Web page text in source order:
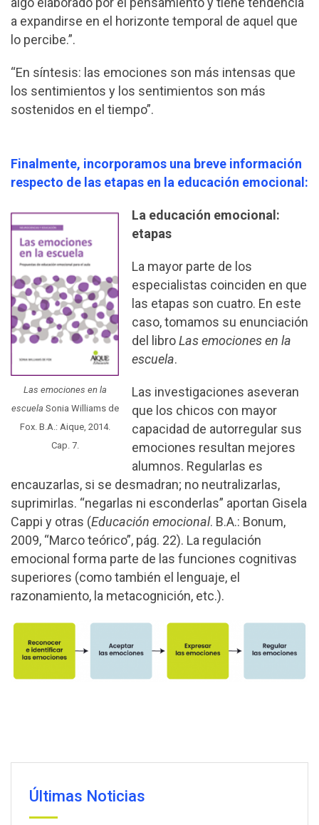
a expandirse en el horizonte temporal de aquel que
lo percibe.”.
“En síntesis: las emociones son más intensas que
los sentimientos y los sentimientos son más
sostenidos en el tiempo”.
Finalmente, incorporamos una breve información
respecto de las etapas en la educación emocional:
Las emociones en la
escuela Sonia Williams de
Fox. B.A.: Aique, 2014.
Cap. 7.
La educación emocional:
etapas
La mayor parte de los
especialistas coinciden en que
las etapas son cuatro. En este
caso, tomamos su enunciación
del libroLas emociones en la
escuela.
Las investigaciones aseveran
que los chicos con mayor
capacidad de autorregular sus
emociones resultan mejores
alumnos. Regularlas es
encauzarlas, si se desmadran; no neutralizarlas,
suprimirlas. “negarlas ni esconderlas” aportan Gisela
Cappi y otras (Educación emocional. B.A.: Bonum,
2009, “Marco teórico”, pág. 22). La regulación
emocional forma parte de las funciones cognitivas
superiores (como también el lenguaje, el
razonamiento, la metacognición, etc.).
Últimas Noticias